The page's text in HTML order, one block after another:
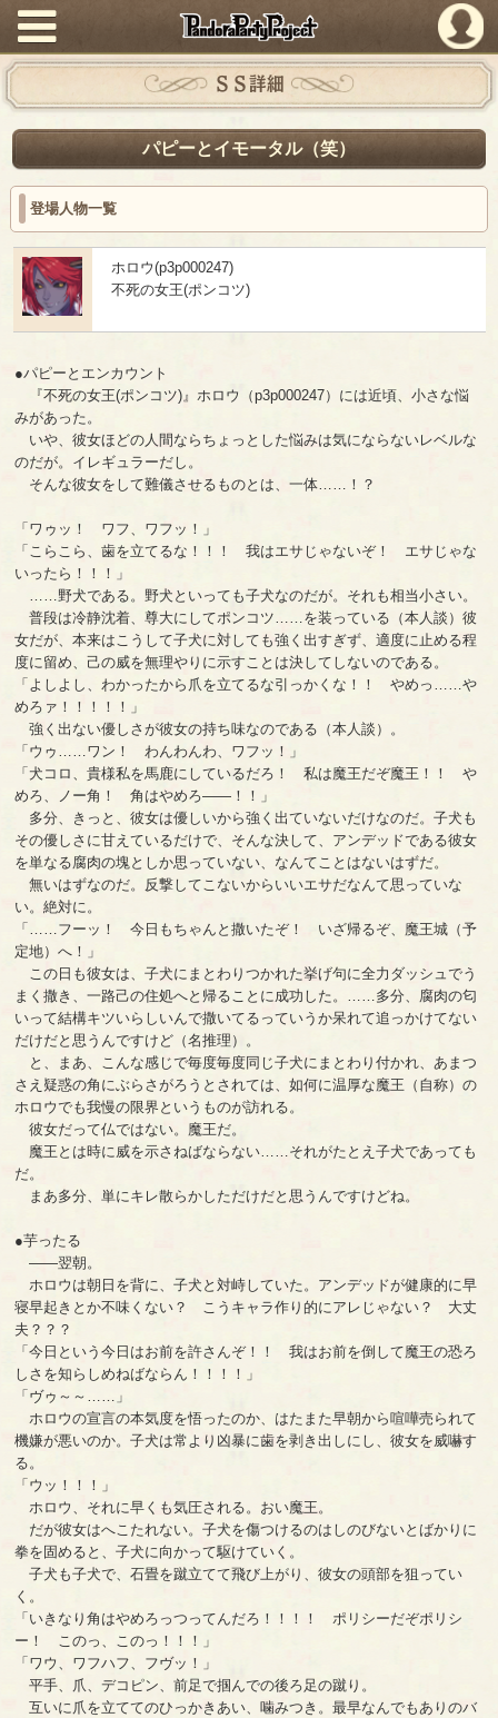
PandoraPartyProject
ＳＳ詳細
パピーとイモータル（笑）
登場人物一覧
ホロウ(p3p000247)
不死の女王(ポンコツ)
●パピーとエンカウント
『不死の女王(ポンコツ)』ホロウ（p3p000247）には近頃、小さな悩
みがあった。
いや、彼女ほどの人間ならちょっとした悩みは気にならないレベルな
のだが。イレギュラーだし。
そんな彼女をして難儀させるものとは、一体……！？
「ワゥッ！ ワフ、ワフッ！」
「こらこら、歯を立てるな！！！ 我はエサじゃないぞ！ エサじゃな
いったら！！！」
……野犬である。野犬といっても子犬なのだが。それも相当小さい。
普段は冷静沈着、尊大にしてポンコツ……を装っている（本人談）彼
女だが、本来はこうして子犬に対しても強く出すぎず、適度に止める程
度に留め、己の威を無理やりに示すことは決してしないのである。
「よしよし、わかったから爪を立てるな引っかくな！！ やめっ……や
めろァ！！！！！」
強く出ない優しさが彼女の持ち味なのである（本人談）。
「ウゥ……ワン！ わんわんわ、ワフッ！」
「犬コロ、貴様私を馬鹿にしているだろ！ 私は魔王だぞ魔王！！ や
めろ、ノー角！ 角はやめろ――！！」
多分、きっと、彼女は優しいから強く出ていないだけなのだ。子犬も
その優しさに甘えているだけで、そんな決して、アンデッドである彼女
を単なる腐肉の塊としか思っていない、なんてことはないはずだ。
無いはずなのだ。反撃してこないからいいエサだなんて思っていな
い。絶対に。
「……フーッ！ 今日もちゃんと撒いたぞ！ いざ帰るぞ、魔王城（予
定地）へ！」
この日も彼女は、子犬にまとわりつかれた挙げ句に全力ダッシュでう
まく撒き、一路己の住処へと帰ることに成功した。……多分、腐肉の匂
いって結構キツいらしいんで撒いてるっていうか呆れて追っかけてない
だけだと思うんですけど（名推理）。
と、まあ、こんな感じで毎度毎度同じ子犬にまとわり付かれ、あまつ
さえ疑惑の角にぶらさがろうとされては、如何に温厚な魔王（自称）の
ホロウでも我慢の限界というものが訪れる。
彼女だって仏ではない。魔王だ。
魔王とは時に威を示さねばならない……それがたとえ子犬であっても
だ。
まあ多分、単にキレ散らかしただけだと思うんですけどね。
●芋ったる
――翌朝。
ホロウは朝日を背に、子犬と対峙していた。アンデッドが健康的に早
寝早起きとか不味くない？ こうキャラ作り的にアレじゃない？ 大丈
夫？？？
「今日という今日はお前を許さんぞ！！ 我はお前を倒して魔王の恐ろ
しさを知らしめねばならん！！！！」
「ヴゥ～～……」
ホロウの宣言の本気度を悟ったのか、はたまた早朝から喧嘩売られて
機嫌が悪いのか。子犬は常より凶暴に歯を剥き出しにし、彼女を威嚇す
る。
「ウッ！！！」
ホロウ、それに早くも気圧される。おい魔王。
だが彼女はへこたれない。子犬を傷つけるのはしのびないとばかりに
拳を固めると、子犬に向かって駆けていく。
子犬も子犬で、石畳を蹴立てて飛び上がり、彼女の頭部を狙ってい
く。
「いきなり角はやめろっつってんだろ！！！！ ポリシーだぞポリシ
ー！ このっ、このっ！！！」
「ワウ、ワフハフ、フヴッ！」
平手、爪、デコピン、前足で掴んでの後ろ足の蹴り。
互いに爪を立ててのひっかきあい、噛みつき。最早なんでもありのバ